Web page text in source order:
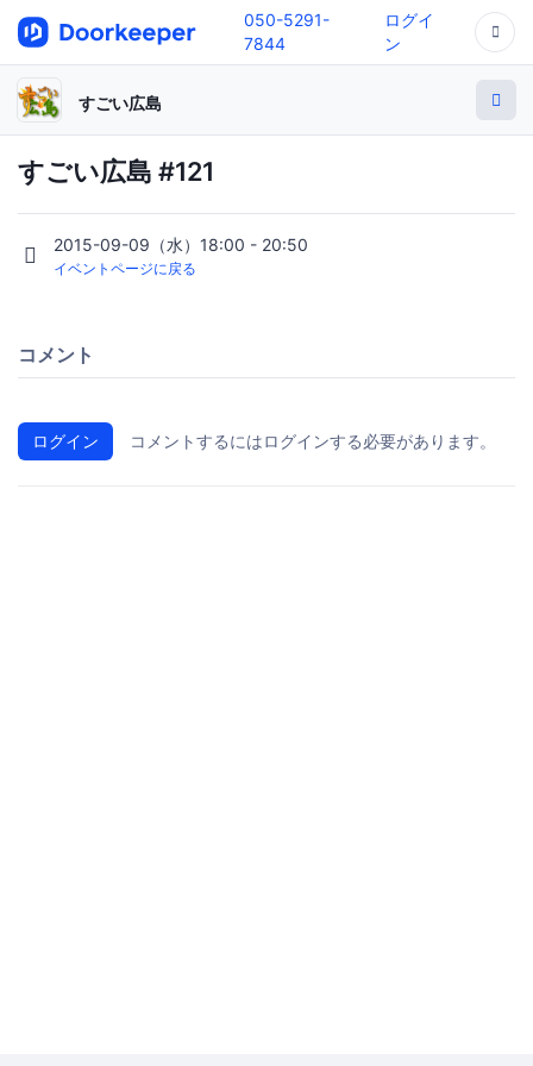
050-5291-
7844
ログイ
ン
すごい広島
すごい広島 #121
2015-09-09（水）18:00 - 20:50
イベントページに戻る
コメント
ログイン コメントするにはログインする必要があります。